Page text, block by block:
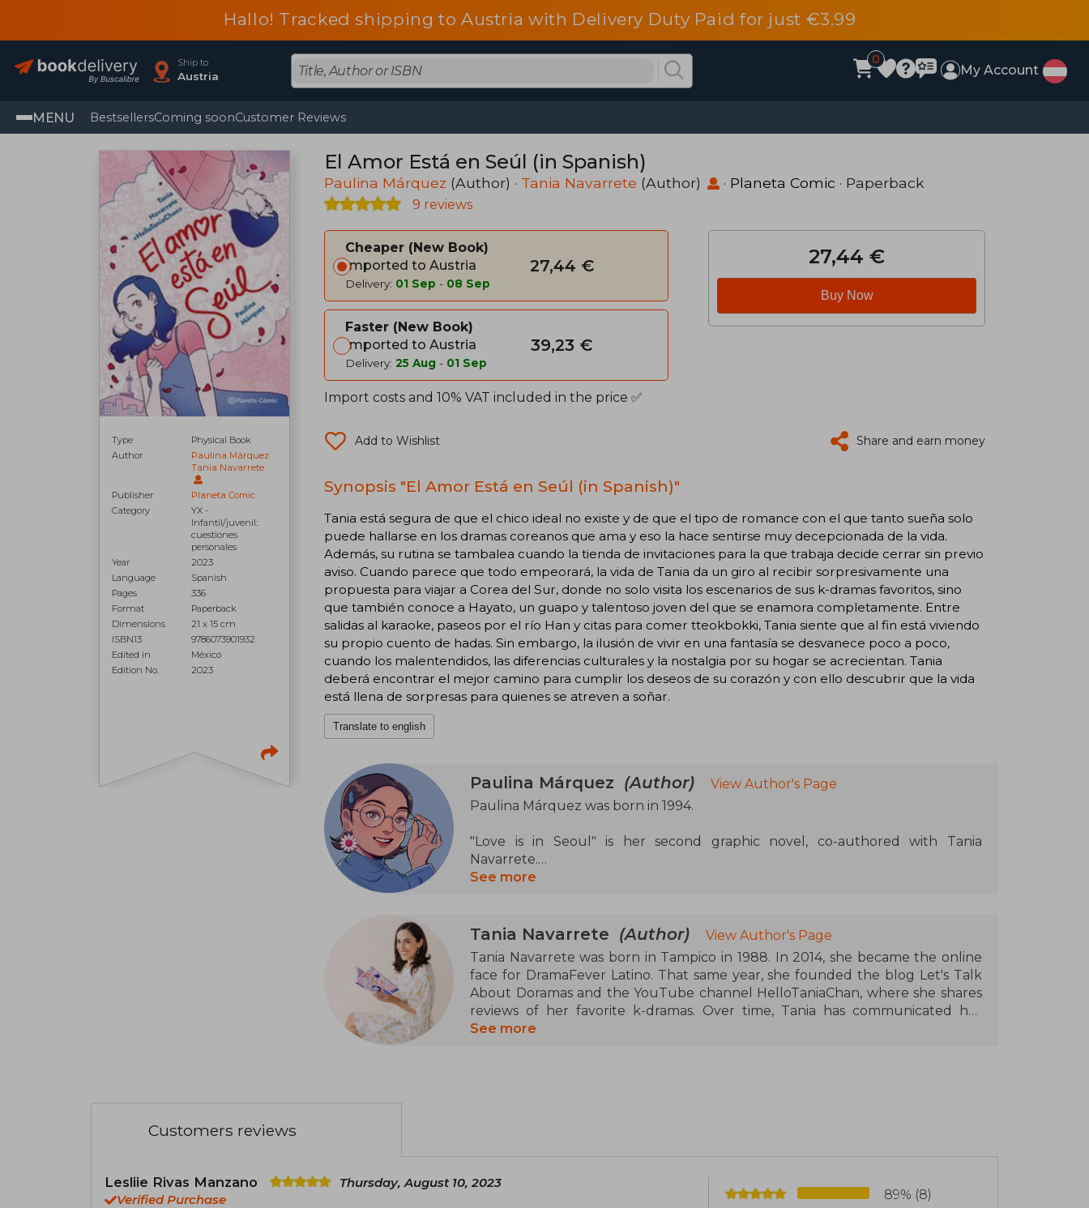
Hallo! Tracked shipping to Austria with Delivery Duty Paid for just €3.99
Ship to
Austria
0
My Account
MENU BestsellersComing soonCustomer Reviews
Type
Physical Book
Author
Paulina Márquez
Tania Navarrete
Publisher
Planeta Comic
Category
YX -
Infantil/juvenil:
cuestiones
personales
Year
2023
Language
Spanish
Pages
336
Format
Paperback
Dimensions
21 x 15 cm
ISBN13
9786073901932
Edited in
México
Edition No.
2023
El Amor Está en Seúl (in Spanish)
Paulina Márquez (Author) · Tania Navarrete (Author) · Planeta Comic · Paperback
9 reviews
Cheaper
New Book
Imported to Austria
Delivery: 01 Sep - 08 Sep
27,44 €
Faster
New Book
Imported to Austria
Delivery: 25 Aug - 01 Sep
39,23 €
Import costs and 10% VAT included in the price ✅
27,44 €
Buy Now
Add to Wishlist Share and earn money
Synopsis "El Amor Está en Seúl (in Spanish)"
Tania está segura de que el chico ideal no existe y de que el tipo de romance con el que tanto sueña solo
puede hallarse en los dramas coreanos que ama y eso la hace sentirse muy decepcionada de la vida.
Además, su rutina se tambalea cuando la tienda de invitaciones para la que trabaja decide cerrar sin previo
aviso. Cuando parece que todo empeorará, la vida de Tania da un giro al recibir sorpresivamente una
propuesta para viajar a Corea del Sur, donde no solo visita los escenarios de sus k-dramas favoritos, sino
que también conoce a Hayato, un guapo y talentoso joven del que se enamora completamente. Entre
salidas al karaoke, paseos por el río Han y citas para comer tteokbokki, Tania siente que al fin está viviendo
su propio cuento de hadas. Sin embargo, la ilusión de vivir en una fantasía se desvanece poco a poco,
cuando los malentendidos, las diferencias culturales y la nostalgia por su hogar se acrecientan. Tania
deberá encontrar el mejor camino para cumplir los deseos de su corazón y con ello descubrir que la vida
está llena de sorpresas para quienes se atreven a soñar.
Translate to english
Paulina Márquez (Author)
View Author's Page
Paulina Márquez was born in 1994.
"Love is in Seoul" is her second graphic novel, co-authored with Tania
Navarrete.
Excellence in Comics 2020 by the Pixelatl Festival.
She is the author of Rosa, Sunflower, a 56-chapter Original from WEBTOON.
Her short comic "You'll Never Be a Pianist" was the runner-up in the Pixelatl
Secuenciarte 2020 call.
See more
Tania Navarrete (Author)
View Author's Page
Tania Navarrete was born in Tampico in 1988. In 2014, she became the online
face for DramaFever Latino. That same year, she founded the blog Let's Talk
About Doramas and the YouTube channel HelloTaniaChan, where she shares
reviews of her favorite k-dramas. Over time, Tania has communicated her
passion for Asian culture, her love for Korean dramas, and her life experiences
See more
Customers reviews
Lesliie Rivas Manzano
Thursday, August 10, 2023
Verified Purchase
89% (8)